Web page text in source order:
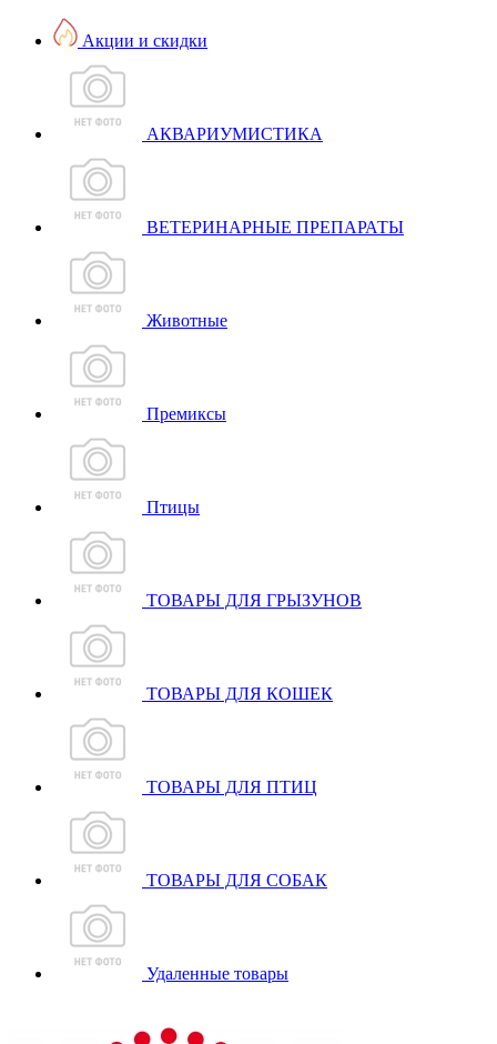
Акции и скидки
АКВАРИУМИСТИКА
ВЕТЕРИНАРНЫЕ ПРЕПАРАТЫ
Животные
Премиксы
Птицы
ТОВАРЫ ДЛЯ ГРЫЗУНОВ
ТОВАРЫ ДЛЯ КОШЕК
ТОВАРЫ ДЛЯ ПТИЦ
ТОВАРЫ ДЛЯ СОБАК
Удаленные товары